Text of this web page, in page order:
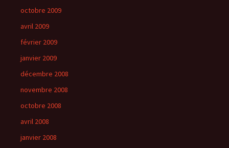
octobre 2009
avril 2009
février 2009
janvier 2009
décembre 2008
novembre 2008
octobre 2008
avril 2008
janvier 2008